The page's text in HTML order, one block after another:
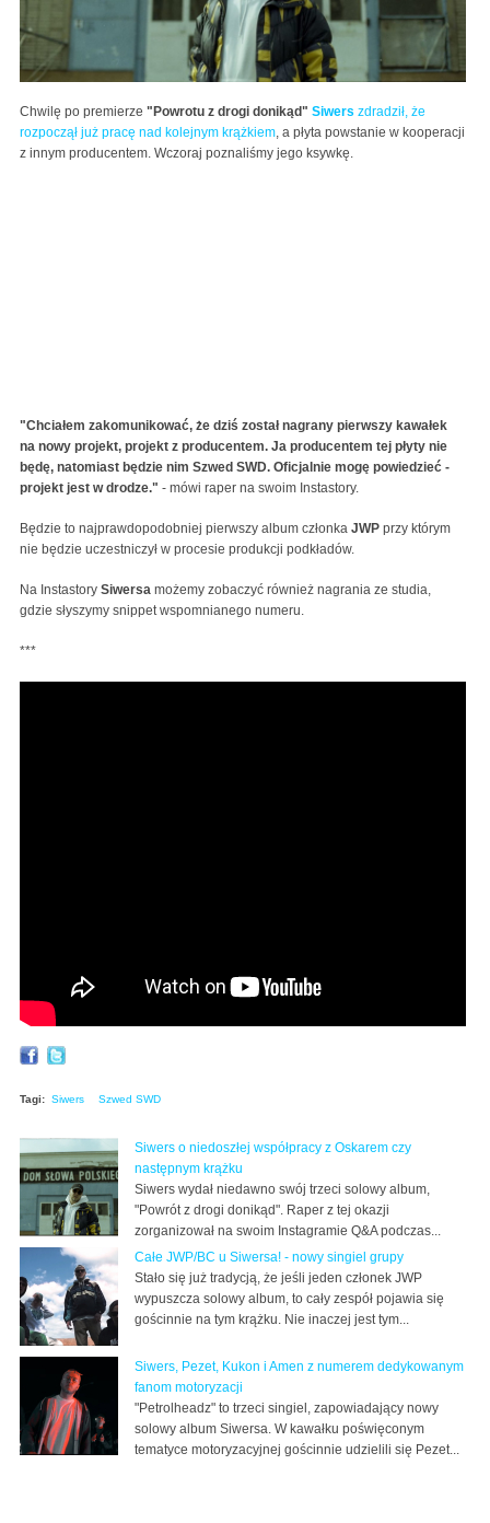
Chwilę po premierze "Powrotu z drogi donikąd" Siwers zdradził, że
rozpoczął już pracę nad kolejnym krążkiem , a płyta powstanie w kooperacji
z innym producentem. Wczoraj poznaliśmy jego ksywkę.
"Chciałem zakomunikować, że dziś został nagrany pierwszy kawałek
na nowy projekt, projekt z producentem. Ja producentem tej płyty nie
będę, natomiast będzie nim Szwed SWD. Oficjalnie mogę powiedzieć -
projekt jest w drodze." - mówi raper na swoim Instastory.
Będzie to najprawdopodobniej pierwszy album członka JWP przy którym
nie będzie uczestniczył w procesie produkcji podkładów.
Na Instastory Siwersa możemy zobaczyć również nagrania ze studia,
gdzie słyszymy snippet wspomnianego numeru.
***
Tagi: Siwers Szwed SWD
Siwers o niedoszłej współpracy z Oskarem czy
następnym krążku
Siwers wydał niedawno swój trzeci solowy album,
"Powrót z drogi donikąd". Raper z tej okazji
zorganizował na swoim Instagramie Q&A podczas...
Całe JWP/BC u Siwersa! - nowy singiel grupy
Stało się już tradycją, że jeśli jeden członek JWP
wypuszcza solowy album, to cały zespół pojawia się
gościnnie na tym krążku. Nie inaczej jest tym...
Siwers, Pezet, Kukon i Amen z numerem dedykowanym
fanom motoryzacji
"Petrolheadz" to trzeci singiel, zapowiadający nowy
solowy album Siwersa. W kawałku poświęconym
tematyce motoryzacyjnej gościnnie udzielili się Pezet...